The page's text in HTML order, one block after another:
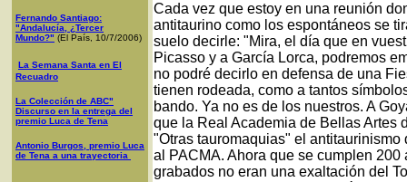
Fernando Santiago:
"Andalucía, ¿Tercer
Mundo?" (El País, 10/7/2006)
La Semana Santa en El
Recuadro
La Colección de ABC"
Discurso en la entrega del
premio Luca de Tena
Antonio Burgos, premio Luca
de Tena a una trayectoria
Cada vez que estoy en una reunión
antitaurino como los espontáneos se
suelo decirle: "Mira, el día que en
Picasso y a García Lorca, podremos
no podré decirlo en defensa de una
tienen rodeada, como a tantos
bando. Ya no es de los nuestros. A
que la Real Academia de Bellas Artes
"Otras tauromaquias" el
al PACMA. Ahora que se cumplen
grabados no eran una exaltación del